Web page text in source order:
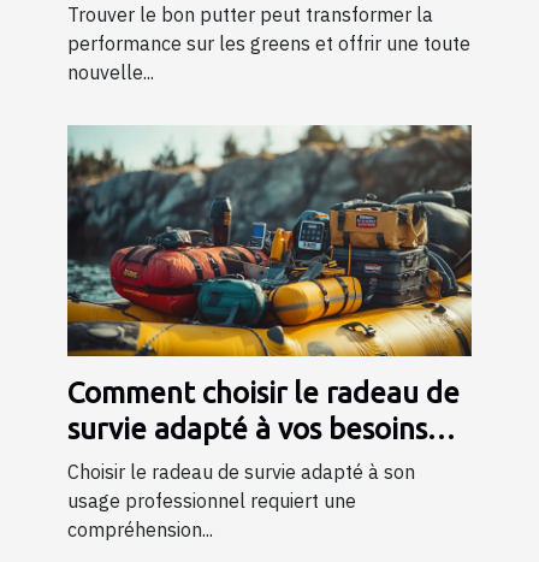
?
Trouver le bon putter peut transformer la
performance sur les greens et offrir une toute
nouvelle...
Comment choisir le radeau de
survie adapté à vos besoins
professionnels ?
Choisir le radeau de survie adapté à son
usage professionnel requiert une
compréhension...